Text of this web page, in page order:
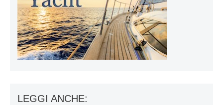
LEGGI ANCHE: